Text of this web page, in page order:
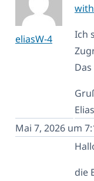
eliasW-4
Ich
Elias
Mai 7, 2026 um
die